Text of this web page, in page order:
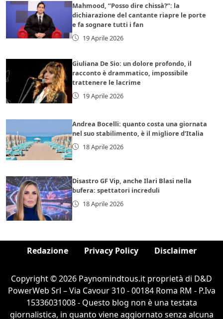
Mahmood, “Posso dire chissà?”: la
dichiarazione del cantante riapre le porte
e fa sognare tutti i fan
19 Aprile 2026
Giuliana De Sio: un dolore profondo, il
racconto è drammatico, impossibile
trattenere le lacrime
19 Aprile 2026
Andrea Bocelli: quanto costa una giornata
nel suo stabilimento, è il migliore d’Italia
18 Aprile 2026
Disastro GF Vip, anche Ilari Blasi nella
bufera: spettatori increduli
18 Aprile 2026
Redazione Privacy Policy Disclaimer
Copyright © 2026 Paynomindtous.it proprietà di D&D
PowerWeb Srl – Via Cavour 310 - 00184 Roma RM - P.Iva
15336031008 - Questo blog non è una testata
giornalistica, in quanto viene aggiornato senza alcuna